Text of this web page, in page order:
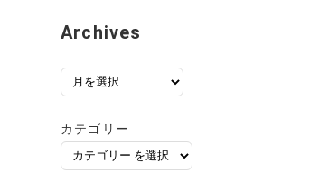
Archives
ー
カ
イ
カテゴリー